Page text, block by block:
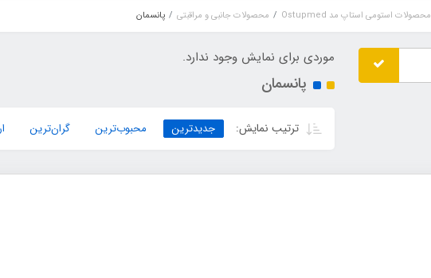
محصولات استومی استاپ مد Ostupmed محصولات جانبی و مراقبتی پانسمان
موردی برای نمایش وجود ندارد.
پانسمان
ترتیب نمایش: جدیدترین محبوب‌ترین گران‌ترین